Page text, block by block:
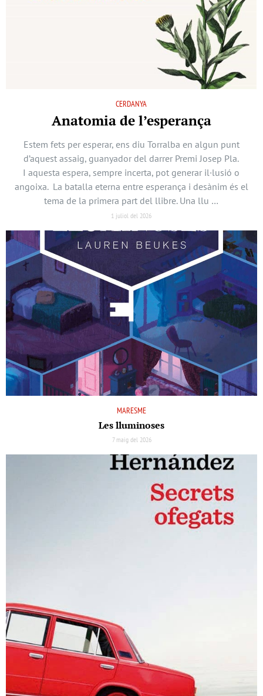
CERDANYA
Anatomia de l’esperança
Estem fets per esperar, ens diu Torralba en algun punt
d’aquest assaig, guanyador del darrer Premi Josep Pla.
I aquesta espera, sempre incerta, pot generar il·lusió o
angoixa. La batalla eterna entre esperança i desànim és el
tema de la primera part del llibre. Una llu …
1 juliol del 2026
MARESME
Les lluminoses
7 maig del 2026